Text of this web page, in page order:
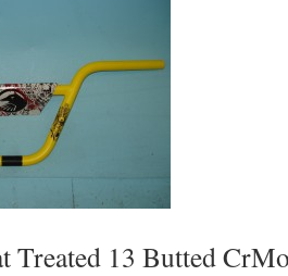
Treated 13 Butted